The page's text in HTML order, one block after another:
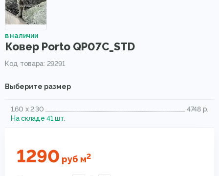
в наличии
Ковер Porto QP07C_STD
Код товара: 29291
Выберите размер
1.60 x 2.30
4748 р.
На складе 41 шт.
1290 руб м2